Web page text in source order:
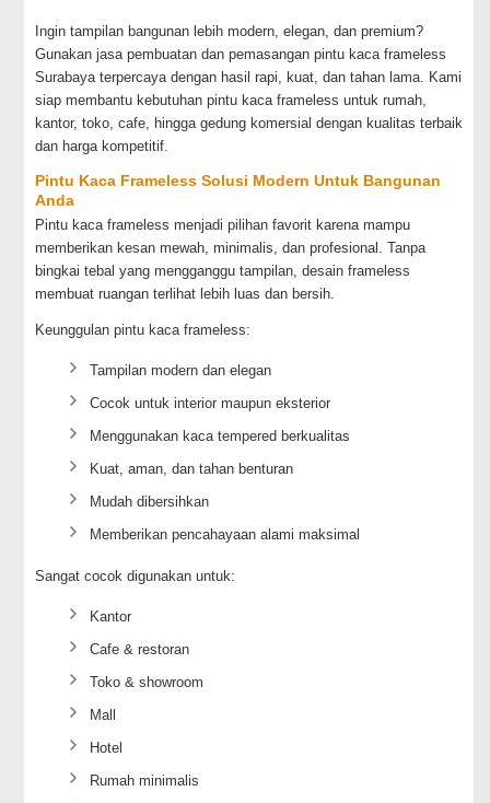
Ingin tampilan bangunan lebih modern, elegan, dan premium?
Gunakan jasa pembuatan dan pemasangan pintu kaca frameless
Surabaya terpercaya dengan hasil rapi, kuat, dan tahan lama. Kami
siap membantu kebutuhan pintu kaca frameless untuk rumah,
kantor, toko, cafe, hingga gedung komersial dengan kualitas terbaik
dan harga kompetitif.
Pintu Kaca Frameless Solusi Modern Untuk Bangunan
Anda
Pintu kaca frameless menjadi pilihan favorit karena mampu
memberikan kesan mewah, minimalis, dan profesional. Tanpa
bingkai tebal yang mengganggu tampilan, desain frameless
membuat ruangan terlihat lebih luas dan bersih.
Keunggulan pintu kaca frameless:
Tampilan modern dan elegan
Cocok untuk interior maupun eksterior
Menggunakan kaca tempered berkualitas
Kuat, aman, dan tahan benturan
Mudah dibersihkan
Memberikan pencahayaan alami maksimal
Sangat cocok digunakan untuk:
Kantor
Cafe & restoran
Toko & showroom
Mall
Hotel
Rumah minimalis